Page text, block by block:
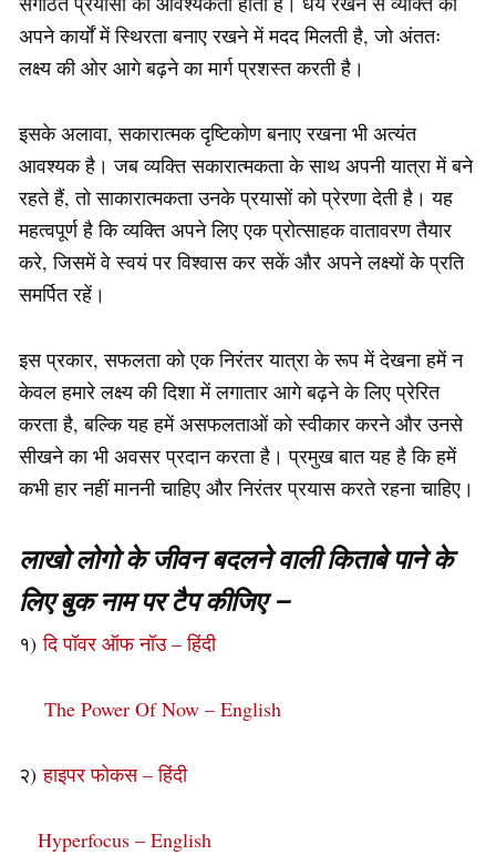
अपने कार्यों में स्थिरता बनाए रखने में मदद मिलती है, जो अंततः
लक्ष्य की ओर आगे बढ़ने का मार्ग प्रशस्त करती है।
इसके अलावा, सकारात्मक दृष्टिकोण बनाए रखना भी अत्यंत
आवश्यक है। जब व्यक्ति सकारात्मकता के साथ अपनी यात्रा में बने
रहते हैं, तो साकारात्मकता उनके प्रयासों को प्रेरणा देती है। यह
महत्वपूर्ण है कि व्यक्ति अपने लिए एक प्रोत्साहक वातावरण तैयार
करे, जिसमें वे स्वयं पर विश्वास कर सकें और अपने लक्ष्यों के प्रति
समर्पित रहें।
इस प्रकार, सफलता को एक निरंतर यात्रा के रूप में देखना हमें न
केवल हमारे लक्ष्य की दिशा में लगातार आगे बढ़ने के लिए प्रेरित
करता है, बल्कि यह हमें असफलताओं को स्वीकार करने और उनसे
सीखने का भी अवसर प्रदान करता है। प्रमुख बात यह है कि हमें
कभी हार नहीं माननी चाहिए और निरंतर प्रयास करते रहना चाहिए।
लाखो लोगो के जीवन बदलने वाली किताबे पाने के
लिए बुक नाम पर टैप कीजिए –
१)दि पॉवर ऑफ नॉउ – हिंदी
The Power Of Now – English
२)हाइपर फोकस – हिंदी
Hyperfocus – English